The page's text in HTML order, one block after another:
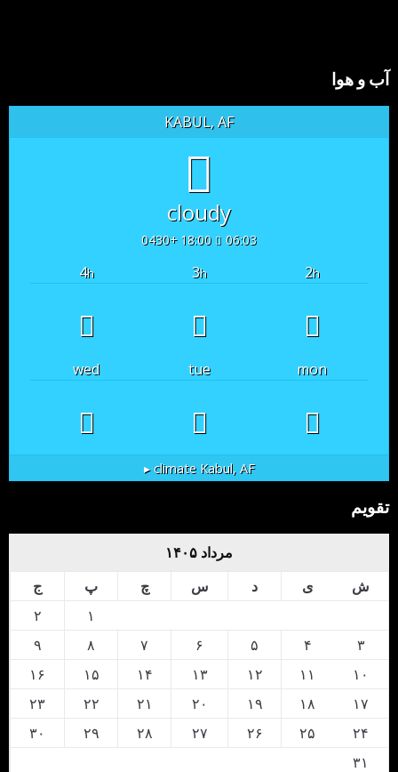
آب و هوا
KABUL, AF
cloudy
06:03
18:00 +0430
2h
3h
4h
mon
tue
wed
Kabul, AF
climate ▸
تقویم
مرداد ۱۴۰۵
ش
ی د س چ پ
ج
۱
۲
۳
۴ ۵ ۶ ۷ ۸
۹
۱۰
۱۱ ۱۲ ۱۳ ۱۴ ۱۵
۱۶
۱۷
۱۸ ۱۹ ۲۰ ۲۱ ۲۲
۲۳
۲۴
۲۵ ۲۶ ۲۷ ۲۸ ۲۹
۳۰
۳۱